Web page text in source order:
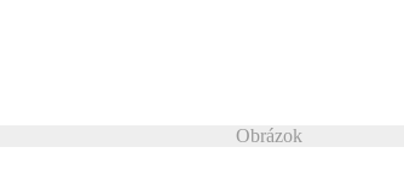
Obrázok